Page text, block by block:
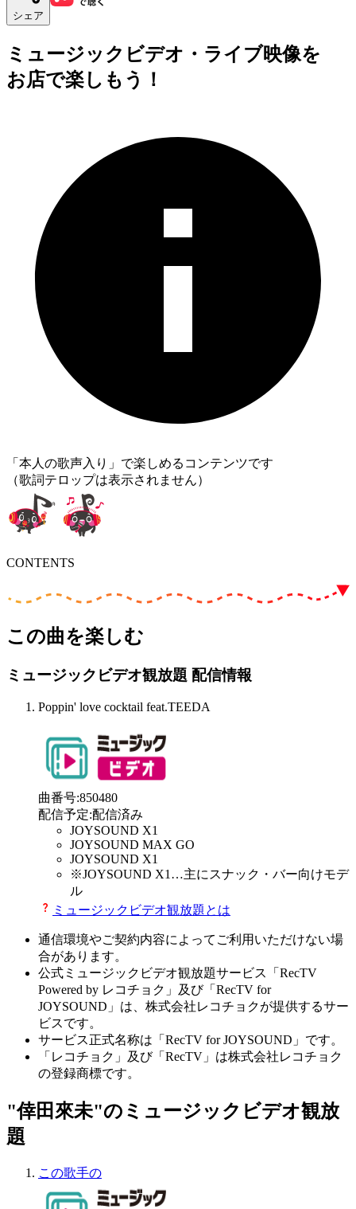
シェア
ミュージックビデオ・ライブ映像を
お店で楽しもう！
「本人の歌声入り」で楽しめるコンテンツです
（歌詞テロップは表示されません）
CONTENTS
この曲を楽しむ
ミュージックビデオ観放題 配信情報
Poppin' love cocktail feat.TEEDA
曲番号:850480
配信予定:配信済み
JOYSOUND X1
JOYSOUND MAX GO
JOYSOUND X1
※JOYSOUND X1 …主にスナック・バー向けモデ
ル
ミュージックビデオ観放題とは
通信環境やご契約内容によってご利用いただけない場
合があります。
公式ミュージックビデオ観放題サービス「RecTV
Powered by レコチョク」及び「RecTV for
JOYSOUND」は、株式会社レコチョクが提供するサー
ビスです。
サービス正式名称は「RecTV for JOYSOUND」です。
「レコチョク」及び「RecTV」は株式会社レコチョク
の登録商標です。
"倖田來未"のミュージックビデオ観放
題
この歌手の